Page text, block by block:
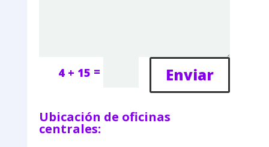
4 + 15 = Enviar
Ubicación de oficinas
centrales: